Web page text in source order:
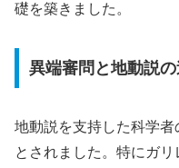
礎を築きました。
異端審問と地動説
地動説を支持した科学
とされました。特にガ